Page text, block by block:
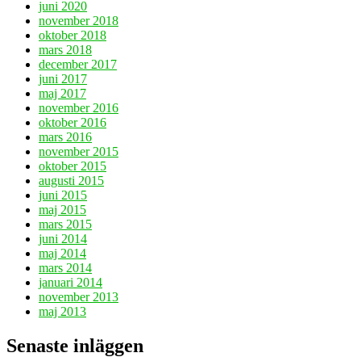
juni 2020
november 2018
oktober 2018
mars 2018
december 2017
juni 2017
maj 2017
november 2016
oktober 2016
mars 2016
november 2015
oktober 2015
augusti 2015
juni 2015
maj 2015
mars 2015
juni 2014
maj 2014
mars 2014
januari 2014
november 2013
maj 2013
Senaste inläggen